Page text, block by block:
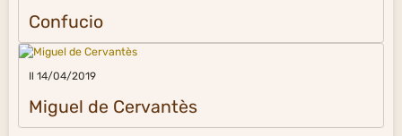
Confucio
Il 14/04/2019
Miguel de Cervantès